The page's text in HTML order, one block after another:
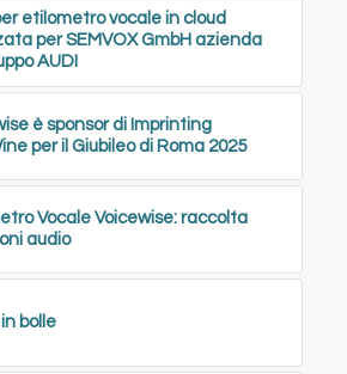
etilometro vocale in cloud
per SEMVOX GmbH azienda
AUDI
è sponsor di Imprinting
per il Giubileo di Roma 2025
Vocale Voicewise: raccolta
audio
bolle